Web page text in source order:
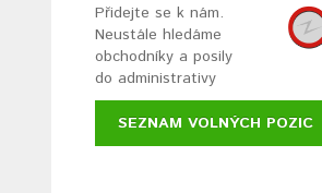
Přidejte se k nám.
Neustále hledáme
obchodníky a posily
do administrativy
SEZNAM VOLNÝCH POZIC